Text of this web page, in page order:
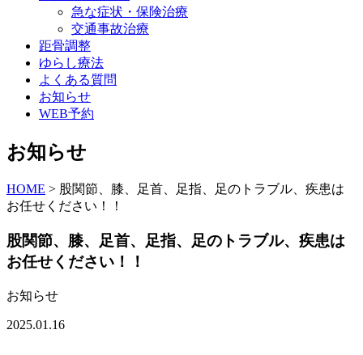
急な症状・保険治療
交通事故治療
距骨調整
ゆらし療法
よくある質問
お知らせ
WEB予約
お知らせ
HOME > 股関節、膝、足首、足指、足のトラブル、疾患は
お任せください！！
股関節、膝、足首、足指、足のトラブル、疾患は
お任せください！！
お知らせ
2025.01.16